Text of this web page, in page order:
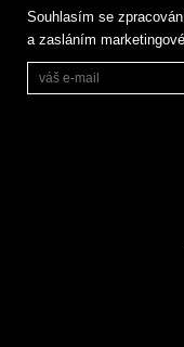
Souhlasím se
a zasláním